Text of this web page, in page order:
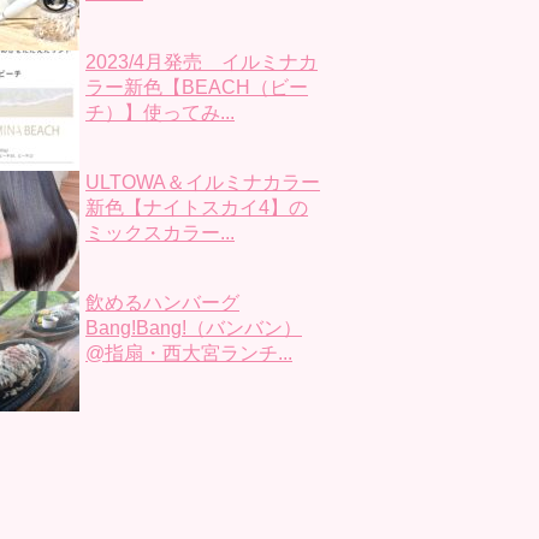
2023/4月発売 イルミナカ
ラー新色【BEACH（ビー
チ）】使ってみ...
ULTOWA＆イルミナカラー
新色【ナイトスカイ4】の
ミックスカラー...
飲めるハンバーグ
Bang!Bang!（バンバン）
@指扇・西大宮ランチ...